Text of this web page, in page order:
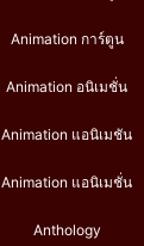
Animation การ์ตูน
Animation อนิเมชั่น
Animation แอนิเมชัน
Animation แอนิเมชั่น
Anthology